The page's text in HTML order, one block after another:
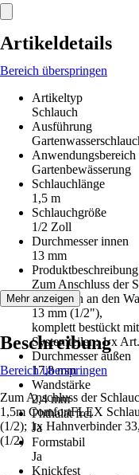
Artikeldetails
Bereich überspringen
Artikeltyp
Schlauch
Ausführung
Anwendungsbereich
Gartenbewässerung
Schlauchlänge
1,5 m
Schlauchgröße
1/2 Zoll
Durchmesser innen
13 mm
Produktbeschreibung
Zum Anschluss der
-trommeln an den
13 mm (1/2"),
komplett bestückt
Systemteilen: 1 x
Durchmesser außen
17,8 mm
Wandstärke
2,4 mm
Phthalat frei
Ja
Formstabil
Ja
Knickfest
Mehr anzeigen
Beschreibung
Bereich überspringen
Zum Anschluss der
1,5m ComfortFLEX
(1/2); 1x Hahnverbinder
(1/2)